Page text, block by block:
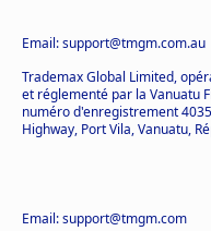
Email: support@tmgm.com.au
Trademax Global Limited,
et réglementé par la Vanuatu
numéro d'enregistrement
Highway, Port Vila, Vanuatu,
Email: support@tmgm.com